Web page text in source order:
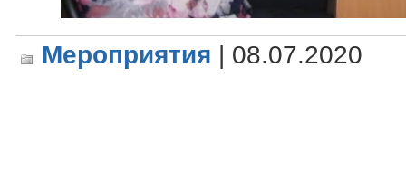
Мероприятия | 08.07.2020